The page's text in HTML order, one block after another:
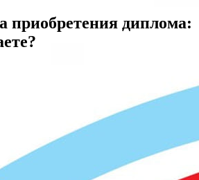
приобретения диплома: